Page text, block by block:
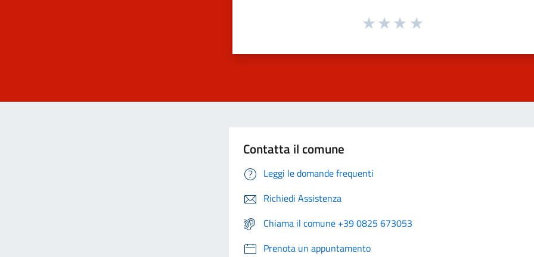
Contatta il comune
Leggi le domande frequenti
Richiedi Assistenza
Chiama il comune +39 0825 673053
Prenota un appuntamento